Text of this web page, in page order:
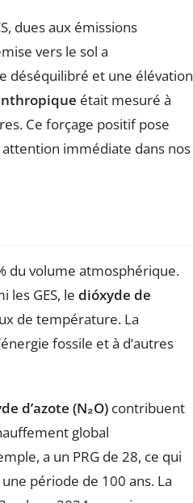
dues aux émissions
vers le sol a
déséquilibré et une élévation
était mesuré à
Ce forçage positif pose
immédiate dans nos
du volume atmosphérique.
les GES, le dióxyde de
de température. La
fossile et à d’autres
d’azote (N₂O) contribuent
global
a un PRG de 28, ce qui
période de 100 ans. La